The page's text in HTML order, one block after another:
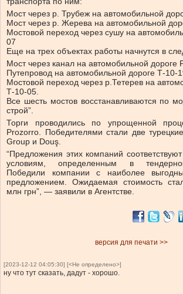
Мост через р. Трубеж на автомобильной
Мост через р. Жерева на автомобильной
Мостовой переход через сушу на
07
Еще на трех объектах работы начнутся в
Мост через канал на автомобильной дороге
Путепровод на автомобильной дороге Т-10-
Мостовой переход через р.Тетерев на
Т-10-05.
Все шесть мостов восстанавливаются по
строй”.
Торги проводились по упрощенной
Prozorro. Победителями стали две
Group и Douş.
“Предложения этих компаний
условиям, определенным в
Победили компании с наиболее
предложением. Ожидаемая стоимость
млн грн”, — заявили в Агентстве.
версия для печати >>
[2023-12-12 04:05:30] [<Не определено>]
ну что тут сказать, дадут - хорошо.